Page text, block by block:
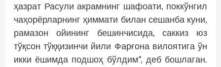
ҳазрат Расули акрамнинг шафоати, поккўнгил
чаҳорёрларнинг ҳиммати билан сешанба куни,
рамазон ойининг бешинчисида, саккиз юз
тўқсон тўққизинчи йили Фарғона вилоятига ўн
икки ёшимда подшоҳ бўлдим”, деб бошлаган.